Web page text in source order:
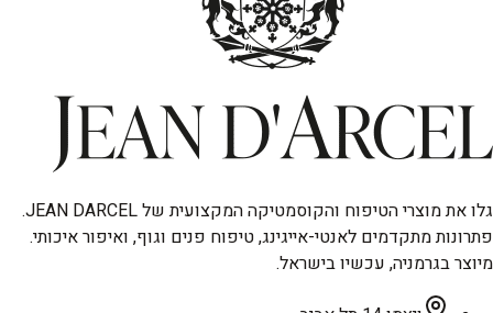
גלו את מוצרי הטיפוח והקוסמטיקה המקצועית של JEAN DARCEL.
פתרונות מתקדמים לאנטי-אייגינג, טיפוח פנים וגוף, ואיפור איכותי.
מיוצר בגרמניה, עכשיו בישראל.